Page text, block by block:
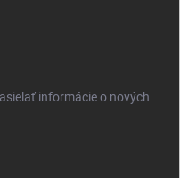
informácie o nových